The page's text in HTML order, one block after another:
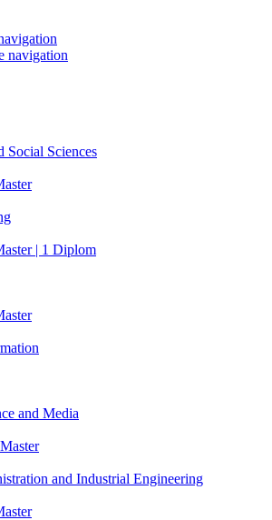
navigation
Social Sciences
| 1 Diplom
and Media
and Industrial Engineering